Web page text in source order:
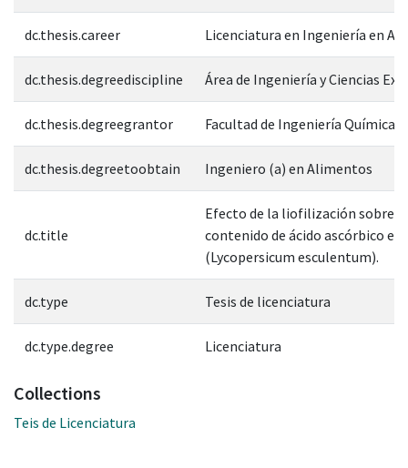
dc.thesis.career Licenciatura en Ingeniería en
dc.thesis.degreediscipline Área de Ingeniería y Ciencias
dc.thesis.degreegrantor Facultad de Ingeniería Química
dc.thesis.degreetoobtain Ingeniero (a) en Alimentos
dc.title
Efecto de la liofilización sobre el
contenido de ácido ascórbico
(Lycopersicum esculentum).
dc.type Tesis de licenciatura
dc.type.degree Licenciatura
Collections
Teis de Licenciatura